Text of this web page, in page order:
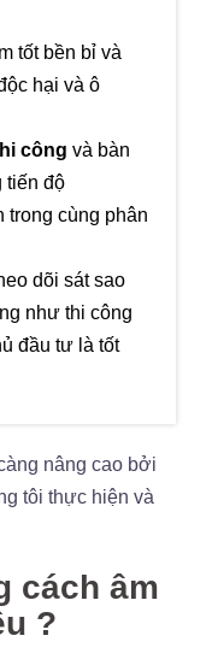
tốt bền bỉ và
hại và ô
công và bàn
tiến độ
trong cùng phân
dõi sát sao
như thi công
đầu tư là tốt
nâng cao bởi
tôi thực hiện và
cách âm
?